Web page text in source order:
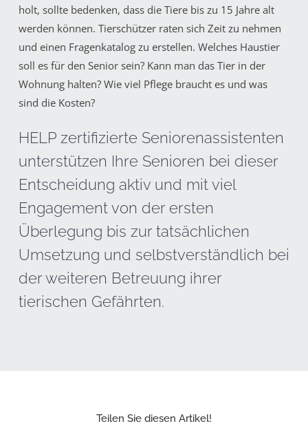
holt, sollte bedenken, dass die Tiere bis zu 15 Jahre alt
werden können. Tierschützer raten sich Zeit zu nehmen
und einen Fragenkatalog zu erstellen. Welches Haustier
soll es für den Senior sein? Kann man das Tier in der
Wohnung halten? Wie viel Pflege braucht es und was
sind die Kosten?
HELP zertifizierte Seniorenassistenten
unterstützen Ihre Senioren bei dieser
Entscheidung aktiv und mit viel
Engagement von der ersten
Überlegung bis zur tatsächlichen
Umsetzung und selbstverständlich bei
der weiteren Betreuung ihrer
tierischen Gefährten.
Teilen Sie diesen Artikel!